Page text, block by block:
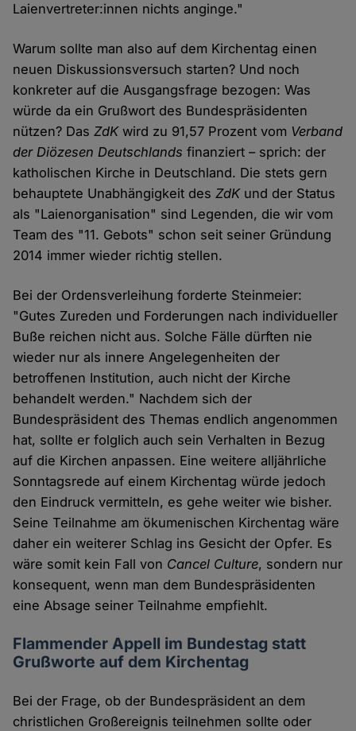
Laienvertreter:innen nichts anginge."
Warum sollte man also auf dem Kirchentag einen
neuen Diskussionsversuch starten? Und noch
konkreter auf die Ausgangsfrage bezogen: Was
würde da ein Grußwort des Bundespräsidenten
nützen? DasZdKwird zu 91,57 Prozent vom Verband
der Diözesen Deutschlands finanziert – sprich: der
katholischen Kirche in Deutschland. Die stets gern
behauptete Unabhängigkeit desZdKund der Status
als "Laienorganisation" sind Legenden, die wir vom
Team des "11. Gebots" schon seit seiner Gründung
2014 immer wieder richtig stellen.
Bei der Ordensverleihung forderte Steinmeier:
"Gutes Zureden und Forderungen nach individueller
Buße reichen nicht aus. Solche Fälle dürften nie
wieder nur als innere Angelegenheiten der
betroffenen Institution, auch nicht der Kirche
behandelt werden." Nachdem sich der
Bundespräsident des Themas endlich angenommen
hat, sollte er folglich auch sein Verhalten in Bezug
auf die Kirchen anpassen. Eine weitere alljährliche
Sonntagsrede auf einem Kirchentag würde jedoch
den Eindruck vermitteln, es gehe weiter wie bisher.
Seine Teilnahme am ökumenischen Kirchentag wäre
daher ein weiterer Schlag ins Gesicht der Opfer. Es
wäre somit kein Fall von Cancel Culture, sondern nur
konsequent, wenn man dem Bundespräsidenten
eine Absage seiner Teilnahme empfiehlt.
Flammender Appell im Bundestag statt
Grußworte auf dem Kirchentag
Bei der Frage, ob der Bundespräsident an dem
christlichen Großereignis teilnehmen sollte oder